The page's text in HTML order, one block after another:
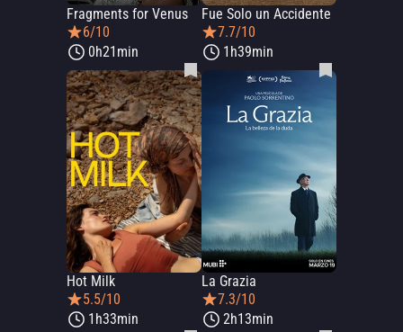
Fragments for Venus
6/10
0h21min
Fue Solo un Accidente
7.7/10
1h39min
Hot Milk
5.5/10
1h33min
La Grazia
7.3/10
2h13min